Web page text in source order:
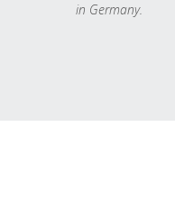
in Germany.